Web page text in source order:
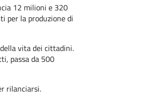
12 milioni e 320
per la produzione di
vita dei cittadini.
passa da 500
rilanciarsi.